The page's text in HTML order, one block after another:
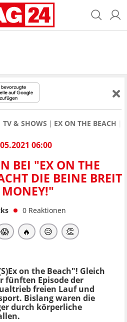
TV & SHOWS EX ON THE BEACH
06:00
BEI "EX ON THE
DIE BEINE BREIT
MONEY!"
0 Reaktionen
😱 🔥 😥 👏
on the Beach"! Gleich
fünften Episode der
freien Lauf und
Bislang waren die
durch körperliche